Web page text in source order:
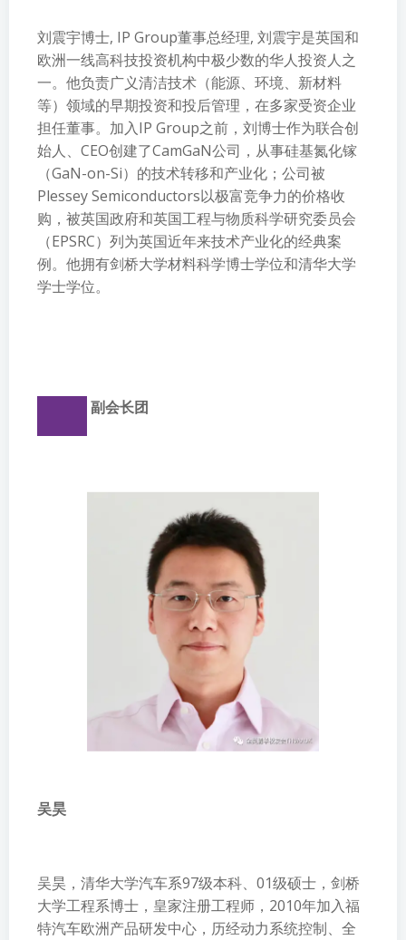
刘震宇博士, IP Group董事总经理, 刘震宇是英国和
欧洲一线高科技投资机构中极少数的华人投资人之
一。他负责广义清洁技术（能源、环境、新材料
等）领域的早期投资和投后管理，在多家受资企业
担任董事。加入IP Group之前，刘博士作为联合创
始人、CEO创建了CamGaN公司，从事硅基氮化镓
（GaN-on-Si）的技术转移和产业化；公司被
Plessey Semiconductors以极富竞争力的价格收
购，被英国政府和英国工程与物质科学研究委员会
（EPSRC）列为英国近年来技术产业化的经典案
例。他拥有剑桥大学材料科学博士学位和清华大学
学士学位。
副会长团
吴昊
吴昊，清华大学汽车系97级本科、01级硕士，剑桥
大学工程系博士，皇家注册工程师，2010年加入福
特汽车欧洲产品研发中心，历经动力系统控制、全